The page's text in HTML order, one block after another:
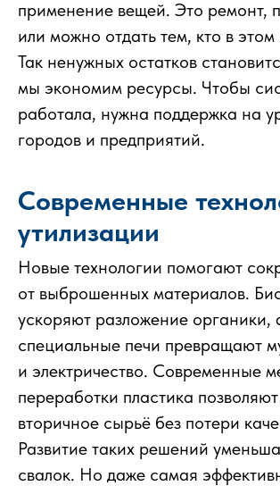
применение вещей. Это ремонт,
или можно отдать тем, кто в этом
Так ненужных остатков
мы экономим ресурсы. Чтобы
работала, нужна поддержка на
городов и предприятий.
Современные
утилизации
Новые технологии помогают
от выброшенных материалов.
ускоряют разложение органики,
специальные печи превращают
и электричество. Современные
переработки пластика
вторичное сырьё без потери
Развитие таких решений
свалок. Но даже самая